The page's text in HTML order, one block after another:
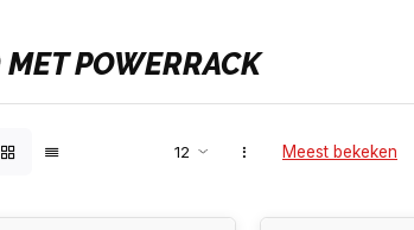
POWERRACK
Meest bekeken